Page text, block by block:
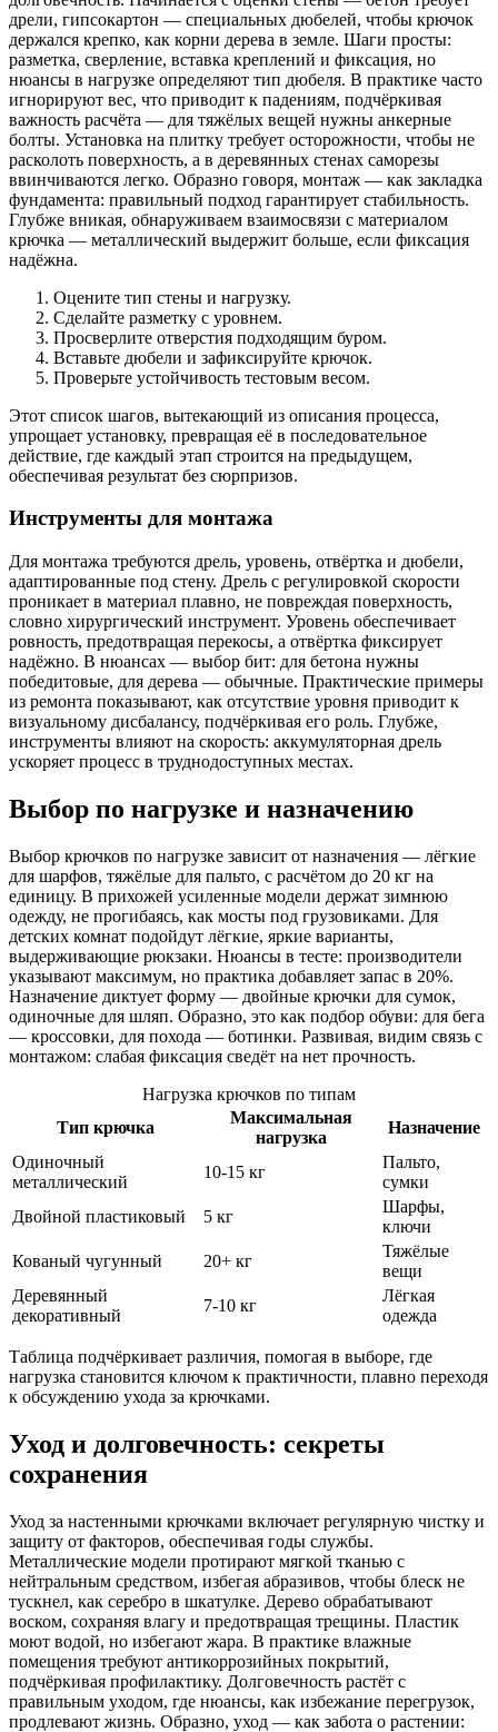
дрели, гипсокартон — специальных дюбелей, чтобы крючок
держался крепко, как корни дерева в земле. Шаги просты:
разметка, сверление, вставка креплений и фиксация, но
нюансы в нагрузке определяют тип дюбеля. В практике часто
игнорируют вес, что приводит к падениям, подчёркивая
важность расчёта — для тяжёлых вещей нужны анкерные
болты. Установка на плитку требует осторожности, чтобы не
расколоть поверхность, а в деревянных стенах саморезы
ввинчиваются легко. Образно говоря, монтаж — как закладка
фундамента: правильный подход гарантирует стабильность.
Глубже вникая, обнаруживаем взаимосвязи с материалом
крючка — металлический выдержит больше, если фиксация
надёжна.
Оцените тип стены и нагрузку.
Сделайте разметку с уровнем.
Просверлите отверстия подходящим буром.
Вставьте дюбели и зафиксируйте крючок.
Проверьте устойчивость тестовым весом.
Этот список шагов, вытекающий из описания процесса,
упрощает установку, превращая её в последовательное
действие, где каждый этап строится на предыдущем,
обеспечивая результат без сюрпризов.
Инструменты для монтажа
Для монтажа требуются дрель, уровень, отвёртка и дюбели,
адаптированные под стену. Дрель с регулировкой скорости
проникает в материал плавно, не повреждая поверхность,
словно хирургический инструмент. Уровень обеспечивает
ровность, предотвращая перекосы, а отвёртка фиксирует
надёжно. В нюансах — выбор бит: для бетона нужны
победитовые, для дерева — обычные. Практические примеры
из ремонта показывают, как отсутствие уровня приводит к
визуальному дисбалансу, подчёркивая его роль. Глубже,
инструменты влияют на скорость: аккумуляторная дрель
ускоряет процесс в труднодоступных местах.
Выбор по нагрузке и назначению
Выбор крючков по нагрузке зависит от назначения — лёгкие
для шарфов, тяжёлые для пальто, с расчётом до 20 кг на
единицу. В прихожей усиленные модели держат зимнюю
одежду, не прогибаясь, как мосты под грузовиками. Для
детских комнат подойдут лёгкие, яркие варианты,
выдерживающие рюкзаки. Нюансы в тесте: производители
указывают максимум, но практика добавляет запас в 20%.
Назначение диктует форму — двойные крючки для сумок,
одиночные для шляп. Образно, это как подбор обуви: для бега
— кроссовки, для похода — ботинки. Развивая, видим связь с
монтажом: слабая фиксация сведёт на нет прочность.
Нагрузка крючков по типам
Тип крючка
Максимальная
нагрузка
Назначение
Одиночный
металлический
10-15 кг
Пальто,
сумки
Двойной пластиковый
5 кг
Шарфы,
ключи
Кованый чугунный
20+ кг
Тяжёлые
вещи
Деревянный
декоративный
7-10 кг
Лёгкая
одежда
Таблица подчёркивает различия, помогая в выборе, где
нагрузка становится ключом к практичности, плавно переходя
к обсуждению ухода за крючками.
Уход и долговечность: секреты
сохранения
Уход за настенными крючками включает регулярную чистку и
защиту от факторов, обеспечивая годы службы.
Металлические модели протирают мягкой тканью с
нейтральным средством, избегая абразивов, чтобы блеск не
тускнел, как серебро в шкатулке. Дерево обрабатывают
воском, сохраняя влагу и предотвращая трещины. Пластик
моют водой, но избегают жара. В практике влажные
помещения требуют антикоррозийных покрытий,
подчёркивая профилактику. Долговечность растёт с
правильным уходом, где нюансы, как избежание перегрузок,
продлевают жизнь. Образно, уход — как забота о растении: